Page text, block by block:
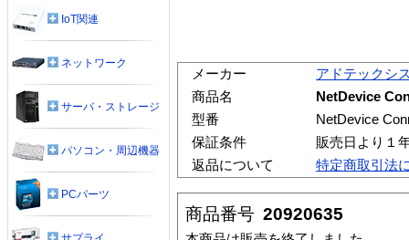
メーカー
アドテックシ
商品名
NetDevice
型番
NetDevice
保証条件
販売日より１
返品について
特定商取引法
商品番号 20920635
IoT関連
ネットワーク
サーバ・ストレージ
パソコン・周辺機器
PCパーツ